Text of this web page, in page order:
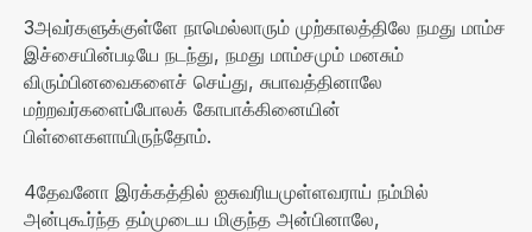
3அவர்களுக்குள்ளே நாமெல்லாரும் முற்காலத்திலே நமது மாம்ச
இச்சையின்படியே நடந்து, நமது மாம்சமும் மனசும்
விரும்பினவைகளைச் செய்து, சுபாவத்தினாலே
மற்றவர்களைப்போலக் கோபாக்கினையின்
பிள்ளைகளாயிருந்தோம்.
4தேவனோ இரக்கத்தில் ஐசுவரியமுள்ளவராய் நம்மில்
அன்புகூர்ந்த தம்முடைய மிகுந்த அன்பினாலே,